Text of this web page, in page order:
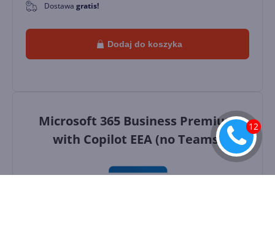
0 Dostawa gratis!
Dodaj do koszyka
Microsoft 365 Business Premium
with Copilot EEA (no Teams)